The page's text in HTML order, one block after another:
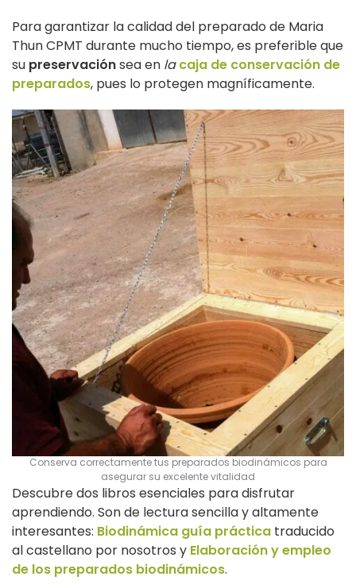
Para garantizar la calidad del preparado de Maria
Thun CPMT durante mucho tiempo, es preferible que
su preservaciónsea en lacaja de conservación de
preparados, pues lo protegen magníficamente.
Conserva correctamente tus preparados biodinámicos para
asegurar su excelente vitalidad
Descubre dos libros esenciales para disfrutar
aprendiendo. Son de lectura sencilla y altamente
interesantes: Biodinámica guía práctica traducido
al castellano por nosotros y Elaboración y empleo
de los preparados biodinámicos.